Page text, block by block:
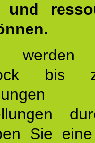
und
bis
Sie